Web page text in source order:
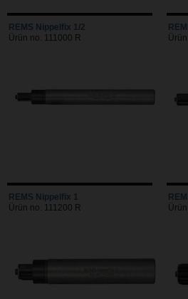
REMS Nippelfix 1/2
Ürün no. 111000 R
REMS Nippelfix 1
Ürün no. 111200 R